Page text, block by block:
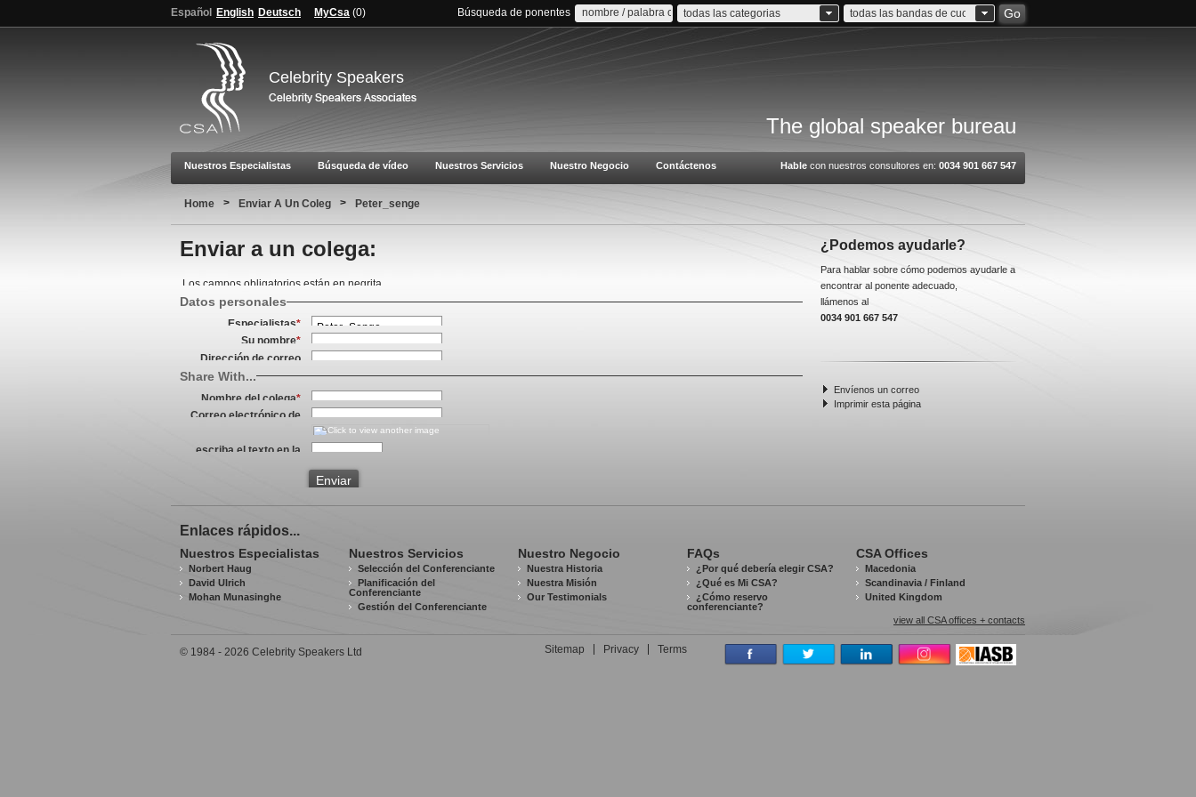
Español English Deutsch MyCsa (0) Búsqueda de ponentes todas las categorias todas las bandas de cuota Go
Celebrity Speakers
The global speaker bureau
Nuestros Especialistas Búsqueda de vídeo Nuestros Servicios Nuestro Negocio Contáctenos Hable con nuestros consultores en: 0034 901 667 547
Home > Enviar A Un Coleg > Peter_senge
Enviar a un colega:
Los campos obligatorios están en negrita.
Datos personales
Especialistas*
Su nombre*
Dirección de correo
electrónico
Share With...
Nombre del colega*
Correo electrónico de
escriba el texto en la
Enviar
¿Podemos ayudarle?
Para hablar sobre cómo podemos ayudarle a
encontrar al ponente adecuado,
llámenos al
0034 901 667 547
Envíenos un correo
Imprimir esta página
Enlaces rápidos...
Nuestros Especialistas
Norbert Haug
David Ulrich
Mohan Munasinghe
Nuestros Servicios
Selección del Conferenciante
Planificación del
Conferenciante
Gestión del Conferenciante
Nuestro Negocio
Nuestra Historia
Nuestra Misión
Our Testimonials
FAQs
¿Por qué debería elegir CSA?
¿Qué es Mi CSA?
¿Cómo reservo
conferenciante?
CSA Offices
Macedonia
Scandinavia / Finland
United Kingdom
view all CSA offices + contacts
© 1984 - 2026 Celebrity Speakers Ltd Sitemap Privacy Terms